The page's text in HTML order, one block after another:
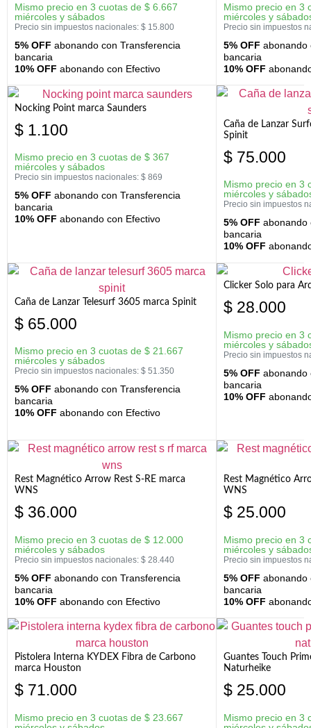
Mismo precio en 3 cuotas de $ 6.667
miércoles y sábados
Precio sin impuestos nacionales: $ 15.800
5% OFF abonando con Transferencia
bancaria
10% OFF abonando con Efectivo
Mismo precio en 3
miércoles y
Precio sin impuestos
5% OFF abonando
bancaria
10% OFF
Nocking Point marca Saunders
$ 1.100
Mismo precio en 3 cuotas de $ 367
miércoles y sábados
Precio sin impuestos nacionales: $ 869
5% OFF abonando con Transferencia
bancaria
10% OFF abonando con Efectivo
Caña de Lanzar
Spinit
$ 75.000
Mismo precio en 3
miércoles y
Precio sin impuestos
5% OFF abonando
bancaria
10% OFF
Caña de Lanzar Telesurf 3605 marca Spinit
$ 65.000
Mismo precio en 3 cuotas de $ 21.667
miércoles y sábados
Precio sin impuestos nacionales: $ 51.350
5% OFF abonando con Transferencia
bancaria
10% OFF abonando con Efectivo
Clicker Solo para
$ 28.000
Mismo precio en 3
miércoles y
Precio sin impuestos
5% OFF abonando
bancaria
10% OFF
Rest Magnético Arrow Rest S-RE marca
WNS
$ 36.000
Mismo precio en 3 cuotas de $ 12.000
miércoles y sábados
Precio sin impuestos nacionales: $ 28.440
5% OFF abonando con Transferencia
bancaria
10% OFF abonando con Efectivo
Rest Magnético
WNS
$ 25.000
Mismo precio en 3
miércoles y
Precio sin impuestos
5% OFF abonando
bancaria
10% OFF
Pistolera Interna KYDEX Fibra de Carbono
marca Houston
$ 71.000
Mismo precio en 3 cuotas de $ 23.667
Guantes Touch
Naturheike
$ 25.000
Mismo precio en 3